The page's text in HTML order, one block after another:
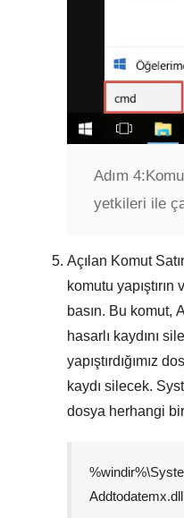
Adım 4:
yetkileri ile
Açılan Komut
komutu
basın. Bu komut,
hasarlı kaydını
yapıştırdığımız
kaydı silecek.
dosya herhangi
Addtodatemx.dll